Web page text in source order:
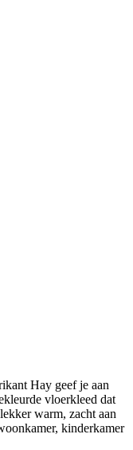
Hay geef je aan
vloerkleed dat
warm, zacht aan
kinderkamer